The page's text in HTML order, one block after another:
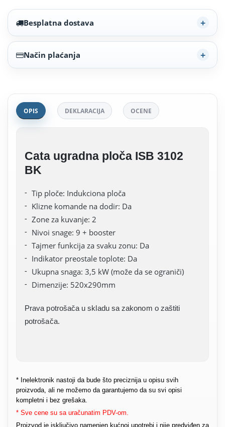
Besplatna dostava
Način plaćanja
OPIS DEKLARACIJA OCENE
Cata ugradna ploča ISB 3102
BK
Tip ploče: Indukciona ploča
Klizne komande na dodir: Da
Zone za kuvanje: 2
Nivoi snage: 9 + booster
Tajmer funkcija za svaku zonu: Da
Indikator preostale toplote: Da
Ukupna snaga: 3,5 kW (može da se ograniči)
Dimenzije: 520x290mm
Prava potrošača u skladu sa zakonom o zaštiti
potrošača.
* Inelektronik nastoji da bude što preciznija u opisu svih
proizvoda, ali ne možemo da garantujemo da su svi opisi
kompletni i bez grešaka.
* Sve cene su sa uračunatim PDV-om.
Proizvod je isključivo namenjen kućnoj upotrebi i nije predviđen za